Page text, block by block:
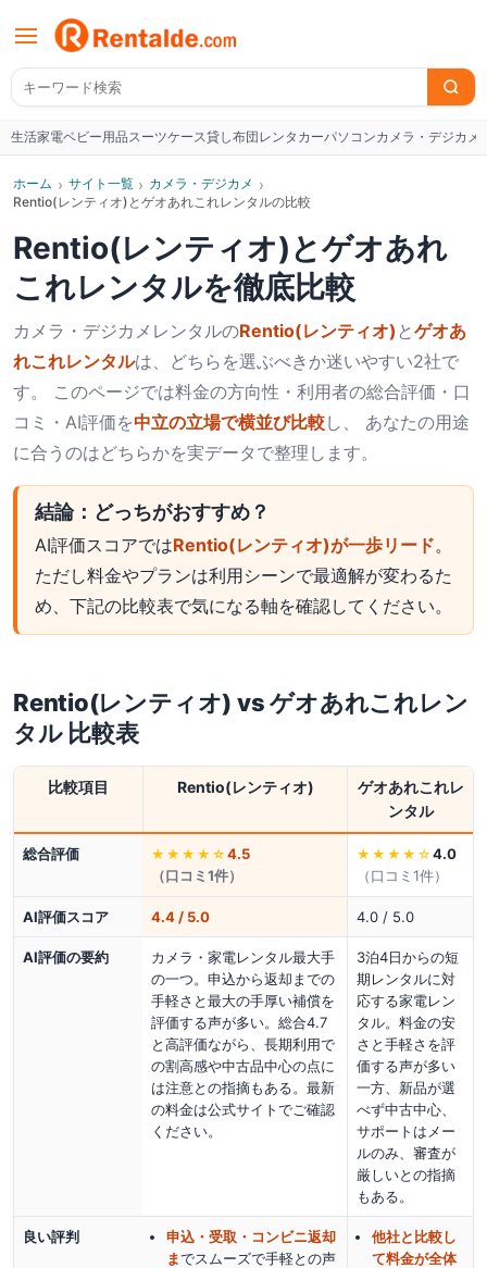
生活家電ベビー用品スーツケース貸し布団レンタカーパソコンカメラ・デジカメ
ホーム › サイト一覧 › カメラ・デジカメ ›
Rentio(レンティオ)とゲオあれこれレンタルの比較
Rentio(レンティオ) とゲオあれ
これレンタルを徹底比較
カメラ・デジカメ レンタルのRentio(レンティオ) とゲオあ
れこれレンタルは、どちらを選ぶべきか迷いやすい2社で
す。 このページでは料金の方向性・利用者の総合評価・口
コミ・AI評価を中立の立場で横並び比較し、 あなたの用途
に合うのはどちらかを実データで整理します。
結論：どっちがおすすめ？
AI評価スコアではRentio(レンティオ)が一歩リード。
ただし料金やプランは利用シーンで最適解が変わるた
め、下記の比較表で気になる軸を確認してください。
Rentio(レンティオ) vsゲオあれこれレン
タル比較表
比較項目 Rentio(レンティオ)
ゲオあれこれレ
ンタル
総合評価 ★★★★ ☆ 4.5
（口コミ1件）
★★★★ ☆ 4.0
（口コミ 1件）
AI評価スコア 4.4 / 5.0 4.0 / 5.0
AI評価の要約
カメラ・家電レンタル最大手
の一つ。申込から返却までの
手軽さと最大の手厚い補償を
評価する声が多い。総合4.7
と高評価ながら、長期利用で
の割高感や中古品中心の点に
は注意との指摘もある。最新
の料金は公式サイトでご確認
ください。
3泊4日からの短
期レンタルに対
応する家電レン
タル。料金の安
さと手軽さを評
価する声が多い
一方、新品が選
べず中古中心、
サポートはメー
ルのみ、審査が
厳しいとの指摘
もある。
良い評判
申込・受取・コンビニ返却
までスムーズで手軽との声
他社と比較し
て料金が全体